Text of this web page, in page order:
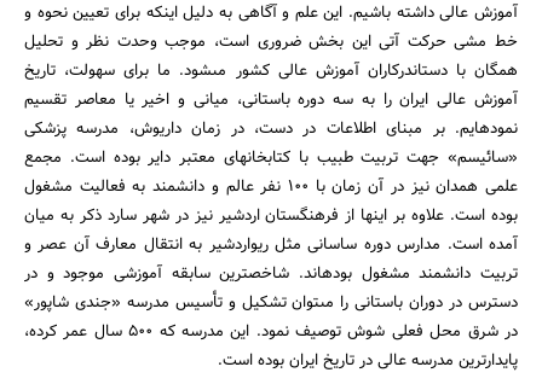
آموزش عالى داشته باشیم. این علم و آگاهى به دلیل اینکه براى تعیین نحوه و
خط مشى حرکت آتى این بخش ضرورى است، موجب وحدت نظر و تحلیل
همگان با دست‏اندرکاران آموزش عالى کشور مى‏شود. ما براى سهولت، تاریخ
آموزش عالى ایران را به سه دوره باستانى، میانى و اخیر یا معاصر تقسیم
نموده‏ایم. بر مبناى اطلاعات در دست، در زمان داریوش، مدرسه پزشکى
«سائیسم» جهت تربیت طبیب با کتابخانه‏اى معتبر دایر بوده است. مجمع
علمى همدان نیز در آن زمان با 100 نفر عالم و دانشمند به فعالیت مشغول
بوده است. علاوه بر اینها از فرهنگستان اردشیر نیز در شهر سارد ذکر به میان
آمده است. مدارس دوره ساسانى مثل ریواردشیر به انتقال معارف آن عصر و
تربیت دانشمند مشغول بوده‏اند. شاخص‏ترین سابقه آموزشى موجود و در
دسترس در دوران باستانى را مى‏توان تشکیل و تأسیس مدرسه «جندى شاپور»
در شرق محل فعلى شوش توصیف نمود. این مدرسه که 500 سال عمر کرده،
پایدارترین مدرسه عالى در تاریخ ایران بوده است.